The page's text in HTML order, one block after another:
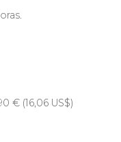
€(16,06 US$)